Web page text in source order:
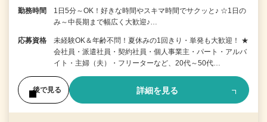
勤務時間
1日5分～OK！好きな時間やスキマ時間でサクッと♪ ☆1日の
み～中長期まで幅広く大歓迎♪…
応募資格
未経験OK＆年齢不問！夏休みの1回きり・単発も大歓迎！ ★
会社員・派遣社員・契約社員・個人事業主・パート・アルバ
イト・主婦（夫）・フリーターなど、20代～50代…
後で見る 詳細を見る